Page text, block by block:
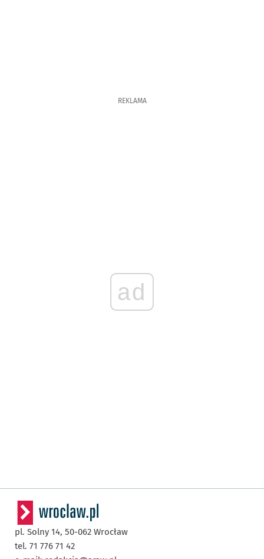
REKLAMA
ad
pl. Solny 14, 50-062 Wrocław
tel. 71 776 71 42